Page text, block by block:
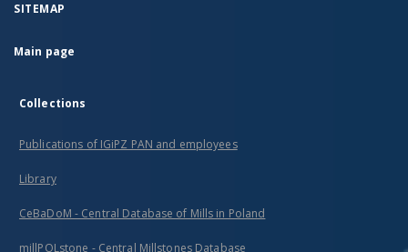
SITEMAP
Main page
Collections
Publications of IGiPZ PAN and employees
Library
CeBaDoM - Central Database of Mills in Poland
millPOLstone - Central Millstones Database